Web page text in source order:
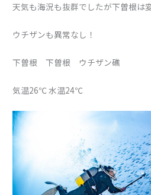
天気も海況も抜群でしたが下曽根は
ウチザンも異常なし！
下曽根 下曽根 ウチザン礁
気温26℃ 水温24℃